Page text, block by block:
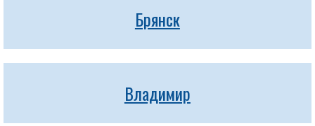
Брянск
Владимир